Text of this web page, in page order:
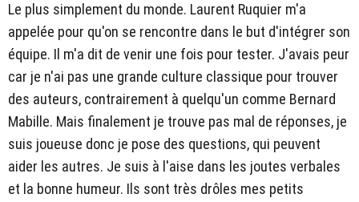
Le plus simplement du monde. Laurent Ruquier m'a
appelée pour qu'on se rencontre dans le but d'intégrer son
équipe. Il m'a dit de venir une fois pour tester. J'avais peur
car je n'ai pas une grande culture classique pour trouver
des auteurs, contrairement à quelqu'un comme Bernard
Mabille. Mais finalement je trouve pas mal de réponses, je
suis joueuse donc je pose des questions, qui peuvent
aider les autres. Je suis à l'aise dans les joutes verbales
et la bonne humeur. Ils sont très drôles mes petits